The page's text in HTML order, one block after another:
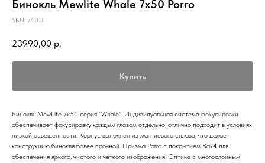
Бинокль Mewlite Whale 7x50 Porro
SKU: 74101
23990,00 р.
Купить
Бинокль MewLite 7x50 серия "Whale". Индивидуальная система фокусировки
обеспечивает фокусировку каждым глазом отдельно, отлично подходит в условиях
низкой освещенности. Корпус выполнен из магниевого сплава, что делает
конструкцию бинокля более прочной. Призма Porro с покрытием Bak4 для
обеспечения яркого, чистого и четкого изображения. Оптика с многослойным